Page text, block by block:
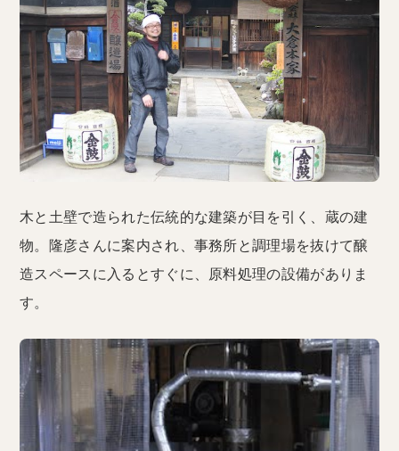
木と土壁で造られた伝統的な建築が目を引く、蔵の建
物。隆彦さんに案内され、事務所と調理場を抜けて醸
造スペースに入るとすぐに、原料処理の設備がありま
す。